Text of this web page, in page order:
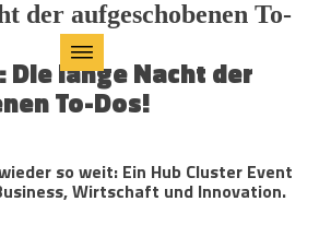
der aufgeschobenen To-
lange Nacht der
To-Dos!
so weit: Ein Hub Cluster Event
Wirtschaft und Innovation.